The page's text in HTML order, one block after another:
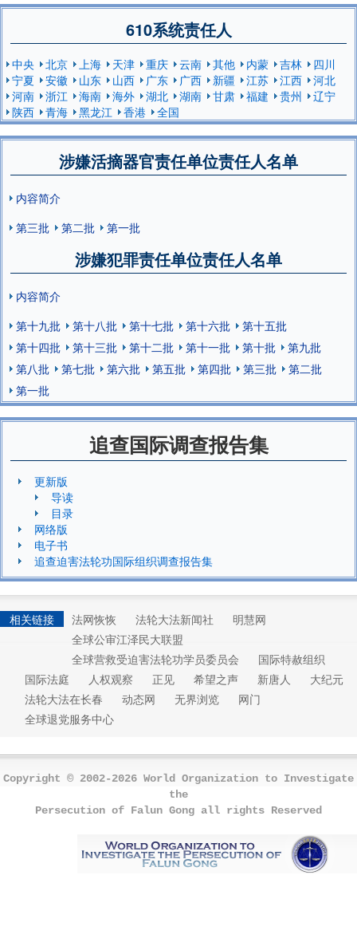
610系统责任人
中央 北京 上海 天津 重庆 云南 其他 内蒙 吉林
四川
宁夏
安徽 山东 山西 广东 广西 新疆 江苏 江西
河北
河南
浙江 海南 海外 湖北 湖南 甘肃 福建 贵州
辽宁
陕西
青海 黑龙江 香港 全国
涉嫌活摘器官责任单位责任人名单
内容简介
第三批
第二批 第一批
涉嫌犯罪责任单位责任人名单
内容简介
第十九批
第十八批 第十七批 第十六批
第十五批
第十四批
第十三批 第十二批 第十一批 第十批
第九批
第八批
第七批 第六批 第五批 第四批 第三批
第二批
第一批
追查国际调查报告集
更新版
导读
目录
网络版
电子书
追查迫害法轮功国际组织调查报告集
相关链接 法网恢恢 法轮大法新闻社
明慧网
全球公审江泽民大联盟
全球营救受迫害法轮功学员委员会
国际特赦组织
国际法庭
人权观察 正见 希望之声 新唐人
大纪元
法轮大法在长春
动态网 无界浏览
网门
全球退党服务中心
Copyright © 2002-2026 World Organization to Investigate
the
Persecution of Falun Gong all rights Reserved